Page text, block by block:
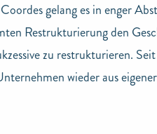
gelang es in enger
Restrukturierung den
zu restrukturieren.
wieder aus